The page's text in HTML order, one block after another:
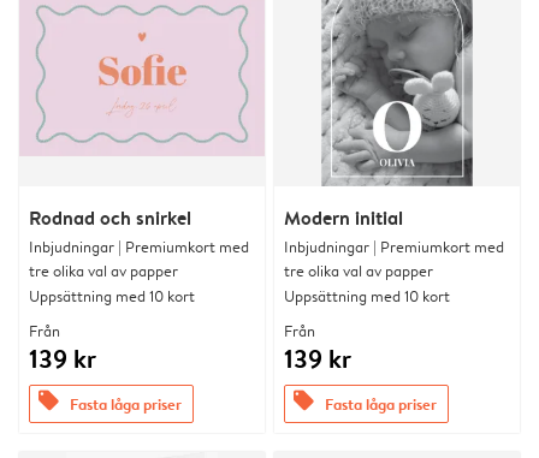
Rodnad och snirkel
Inbjudningar | Premiumkort med
tre olika val av papper
Uppsättning med 10 kort
Från
139 kr
offers Fasta låga priser
Modern initial
Inbjudningar | Premiumkort med
tre olika val av papper
Uppsättning med 10 kort
Från
139 kr
offers Fasta låga priser